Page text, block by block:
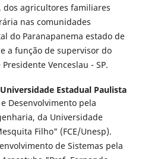
dos agricultores familiares
nas comunidades
do Paranapanema estado de
a função de supervisor do
Venceslau - SP.
Universidade Estadual Paulista
Desenvolvimento pela
da Universidade
Filho" (FCE/Unesp).
de Sistemas pela